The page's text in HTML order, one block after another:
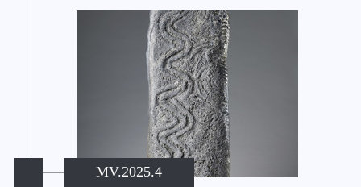
MV.2025.4